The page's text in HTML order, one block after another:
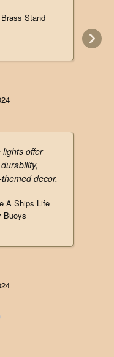
Stand
lights offer
decor.
A Ships Life
Buoys